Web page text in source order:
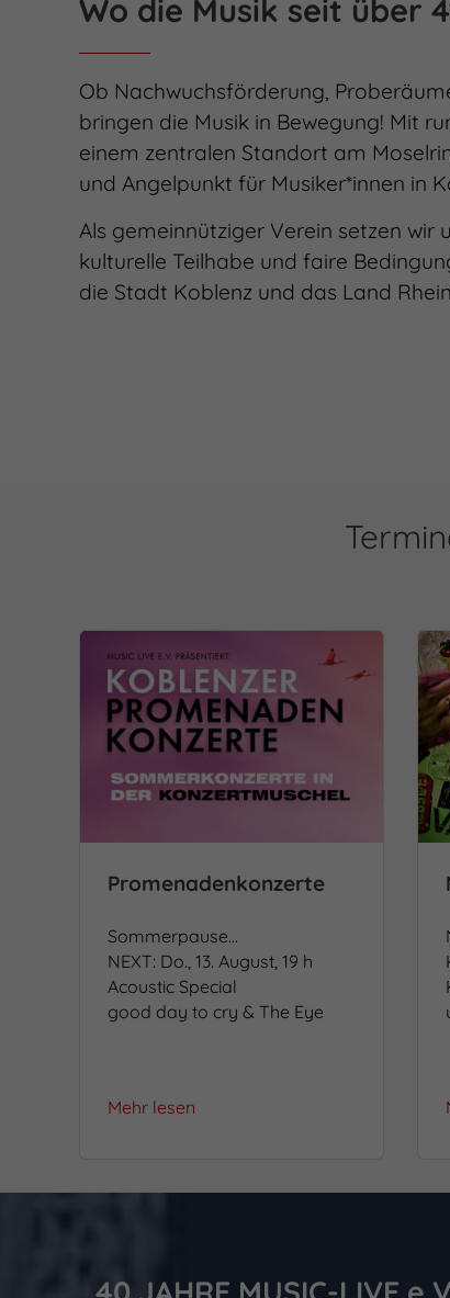
Wo die Musik seit über
Ob Nachwuchsförderung,
bringen die Musik in Bewegung! Mit
einem zentralen Standort am
und Angelpunkt für Musiker*innen in
Als gemeinnütziger Verein setzen wir
kulturelle Teilhabe und faire
die Stadt Koblenz und das Land
Promenadenkonzerte
Sommerpause...
NEXT: Do., 13. August, 19 h
Acoustic Special
good day to cry & The Eye
Mehr lesen